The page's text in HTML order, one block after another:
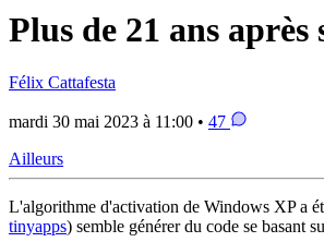
Plus de 21 ans
Félix Cattafesta
mardi 30 mai 2023 à 11:00 • 47
Ailleurs
L'algorithme d'activation de Windows XP a
tinyapps) semble générer du code se basant